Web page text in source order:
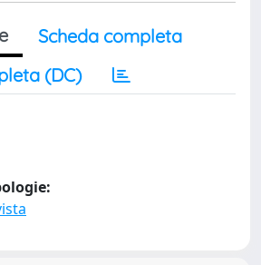
Scheda completa
(DC)